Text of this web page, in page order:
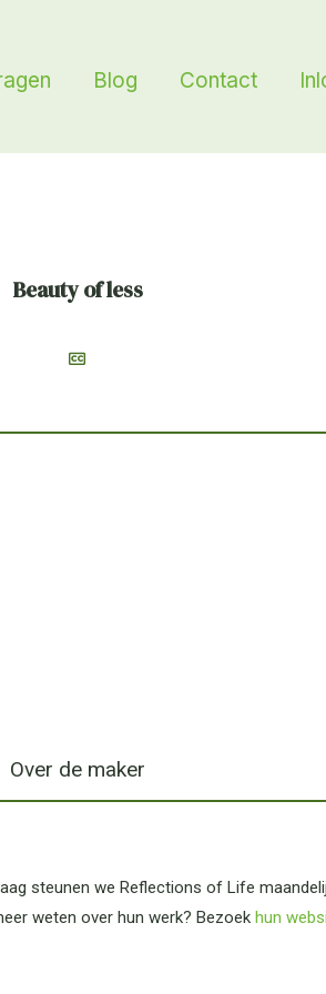
Blog Contact
Beauty of less
Over de maker
steunen we Reflections of Life
weten over hun werk? Bezoek hun